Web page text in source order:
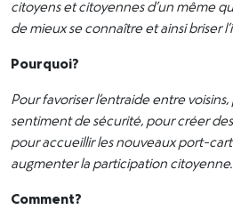
citoyens et citoyennes d’un même
de mieux se connaître et ainsi briser
Pourquoi?
Pour favoriser l’entraide entre
sentiment de sécurité, pour créer
pour accueillir les nouveaux port-
augmenter la participation citoyenne.
Comment?